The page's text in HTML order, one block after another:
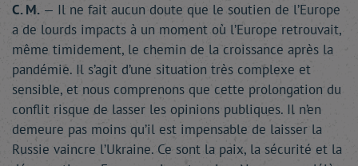
C. M. — Il ne fait aucun doute que le soutien de l’Europe
a de lourds impacts à un moment où l’Europe retrouvait,
même timidement, le chemin de la croissance après la
pandémie. Il s’agit d’une situation très complexe et
sensible, et nous comprenons que cette prolongation du
conflit risque de lasser les opinions publiques. Il n’en
demeure pas moins qu’il est impensable de laisser la
Russie vaincre l’Ukraine. Ce sont la paix, la sécurité et la